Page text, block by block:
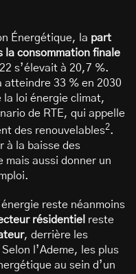
Énergétique, la part
la consommation finale
s’élevait à 20,7 %.
33 % en 2030
la loi énergie climat,
de RTE, qui appelle
des renouvelables2.
à la baisse des
mais aussi donner un
reste néanmoins
résidentiel reste
, derrière les
l’Ademe, les plus
au sein d’un